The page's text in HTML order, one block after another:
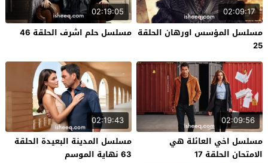
02:09:17
مسلسل المؤسس اورهان الحلقة
25
02:19:05
مسلسل حلم اشرف الحلقة 46
02:09:56
مسلسل اخي العائلة هي
الامتحان الحلقة 17
02:19:43
مسلسل المدينة البعيدة الحلقة
63 نهاية الموسم